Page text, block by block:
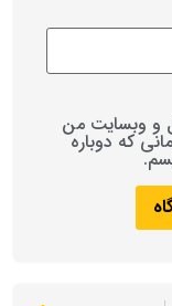
و وبسایت من
که دوباره